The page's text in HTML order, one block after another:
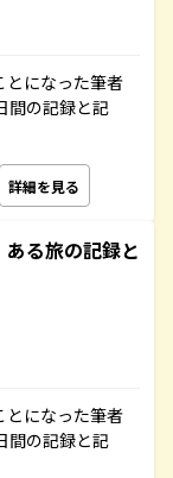
とになった筆者
間の記録と記
詳細を見る
る旅の記録と
とになった筆者
間の記録と記